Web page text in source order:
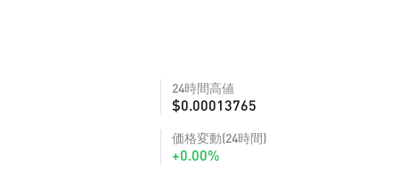
24時間高値
$0.00013765
価格変動(24時間)
+0.00%